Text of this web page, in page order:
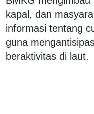
kapal, dan
informasi tentang
guna
beraktivitas di laut.